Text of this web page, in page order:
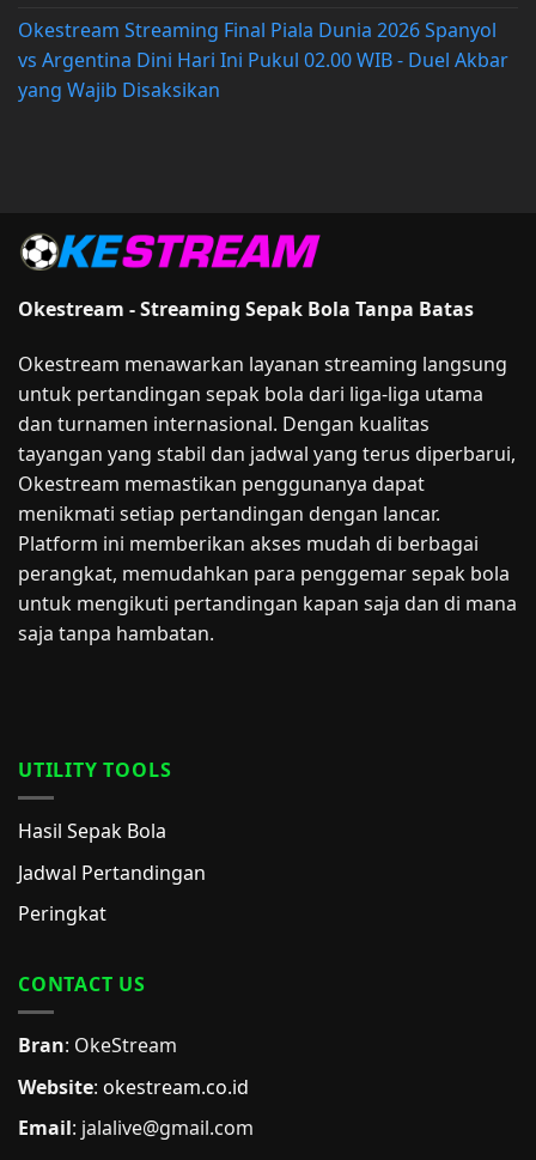
Okestream Streaming Final Piala Dunia 2026 Spanyol
vs Argentina Dini Hari Ini Pukul 02.00 WIB - Duel Akbar
yang Wajib Disaksikan
Okestream - Streaming Sepak Bola Tanpa Batas
Okestream menawarkan layanan streaming langsung
untuk pertandingan sepak bola dari liga-liga utama
dan turnamen internasional. Dengan kualitas
tayangan yang stabil dan jadwal yang terus diperbarui,
Okestream memastikan penggunanya dapat
menikmati setiap pertandingan dengan lancar.
Platform ini memberikan akses mudah di berbagai
perangkat, memudahkan para penggemar sepak bola
untuk mengikuti pertandingan kapan saja dan di mana
saja tanpa hambatan.
UTILITY TOOLS
Hasil Sepak Bola
Jadwal Pertandingan
Peringkat
CONTACT US
Bran: OkeStream
Website: okestream.co.id
Email: jalalive@gmail.com